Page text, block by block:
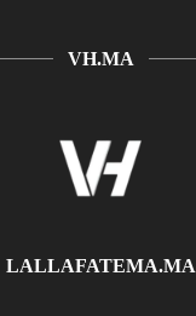
VH.MA
LALLAFATEMA.MA